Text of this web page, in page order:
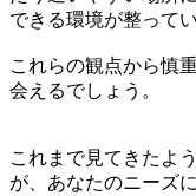
できる環境が整って
これらの観点から慎
会えるでしょう。
これまで見てきたよ
が、あなたのニーズ